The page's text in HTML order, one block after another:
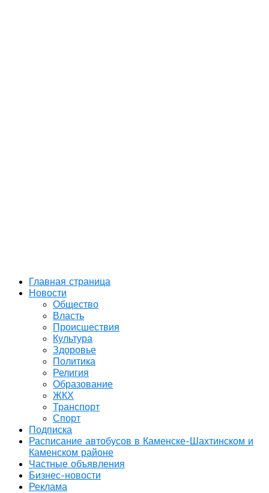
Главная страница
Новости
Общество
Власть
Происшествия
Культура
Здоровье
Политика
Религия
Образование
ЖКХ
Транспорт
Спорт
Подписка
Расписание автобусов в Каменске-Шахтинском и
Каменском районе
Частные объявления
Бизнес-новости
Реклама